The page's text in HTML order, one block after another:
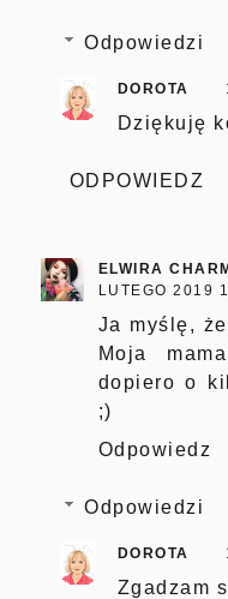
Odpowiedzi
DOROTA
Dziękuję
ODPOWIEDZ
ELWIRA
LUTEGO 2019
Ja myślę, że
Moja
dopiero o
;)
Odpowiedz
Odpowiedzi
DOROTA
Zgadzam